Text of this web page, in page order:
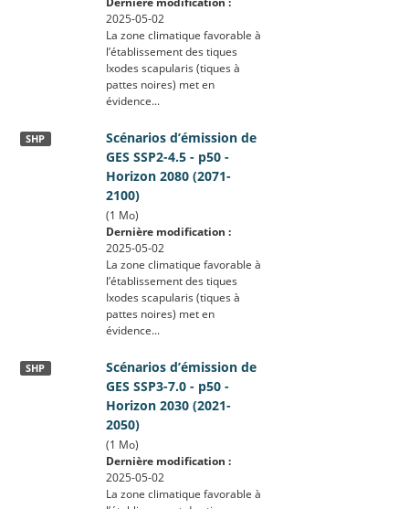
2025-05-02
La zone climatique favorable à
l’établissement des tiques
Ixodes scapularis (tiques à
pattes noires) met en
évidence...
Scénarios d’émission de
GES SSP2-4.5 - p50 -
Horizon 2080 (2071-
2100)
SHP
(1 Mo)
Dernière modification :
2025-05-02
La zone climatique favorable à
l’établissement des tiques
Ixodes scapularis (tiques à
pattes noires) met en
évidence...
Scénarios d’émission de
GES SSP3-7.0 - p50 -
Horizon 2030 (2021-
2050)
SHP
(1 Mo)
Dernière modification :
2025-05-02
La zone climatique favorable à